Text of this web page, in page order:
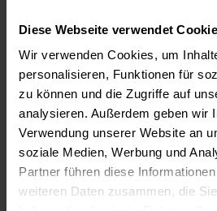
Diese Webseite verwendet
Wir verwenden Cookies, um
personalisieren, Funktionen für
zu können und die Zugriffe auf
analysieren. Außerdem geben wir
Verwendung unserer Website an
soziale Medien, Werbung und
Partner führen diese
weiteren Daten zusammen, die
Sie können
und/oder
Heil- und
Anlage